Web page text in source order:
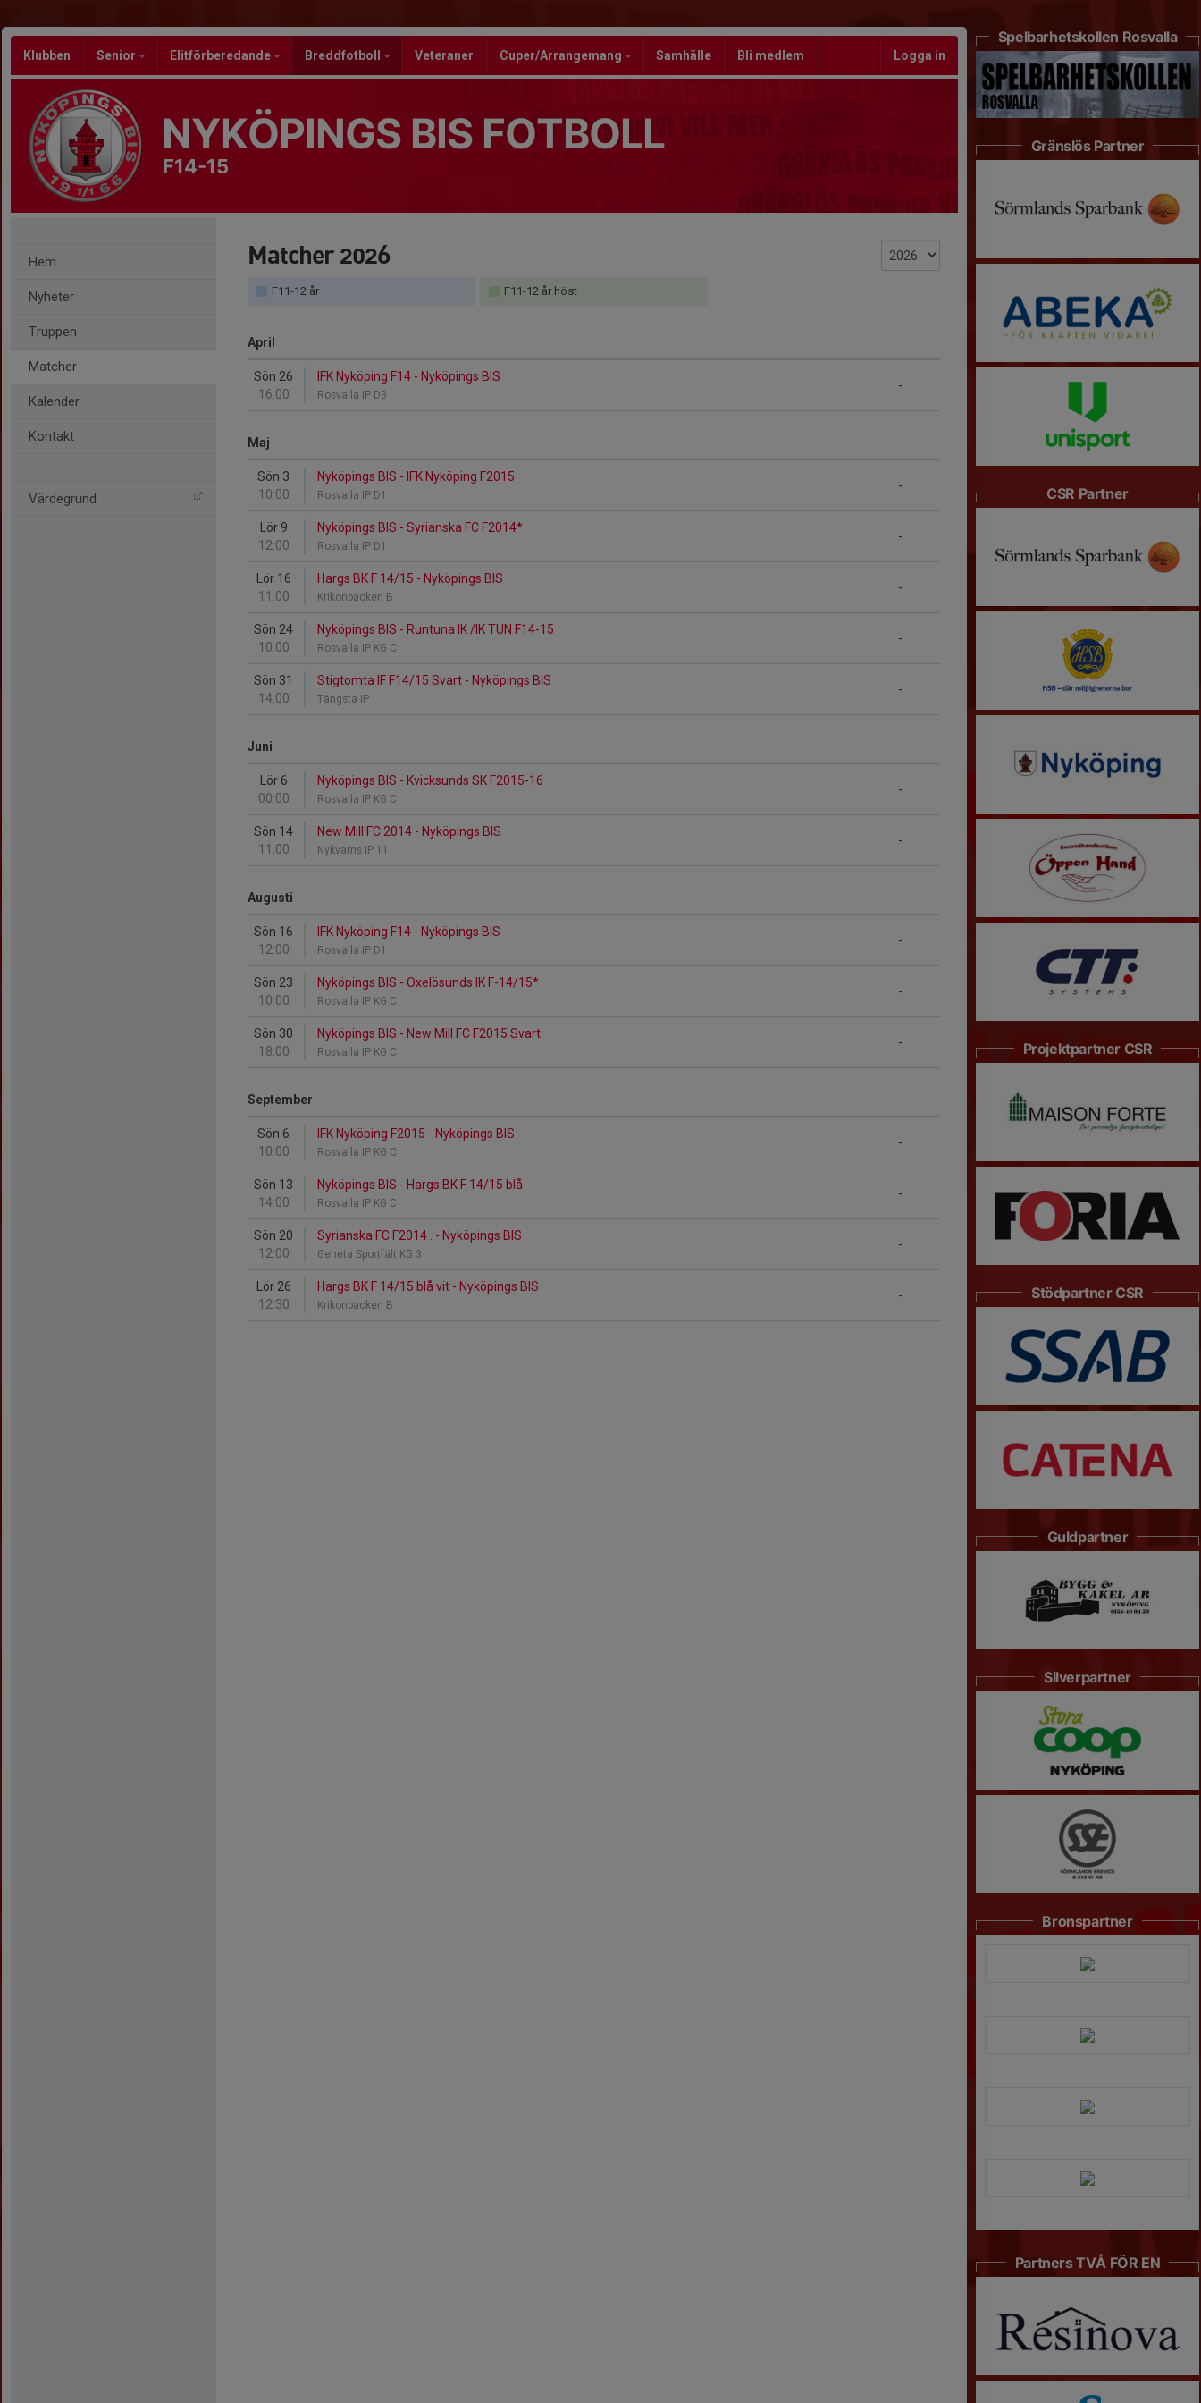
Klubben Senior Elitförberedande Breddfotboll Veteraner Cuper/Arrangemang Samhälle Bli medlem Logga in
NYKÖPINGS BIS FOTBOLL
F14-15
Hem
Nyheter
Truppen
Matcher
Kalender
Kontakt
Värdegrund
Matcher 2026
F11-12 år F11-12 år höst
April
Sön 26
16:00
-
IFK Nyköping F14 - Nyköpings BIS
Rosvalla IP D3
Maj
Sön 3
10:00
-
Nyköpings BIS - IFK Nyköping F2015
Rosvalla IP D1
Lör 9
12:00
-
Nyköpings BIS - Syrianska FC F2014*
Rosvalla IP D1
Lör 16
11:00
-
Hargs BK F 14/15 - Nyköpings BIS
Krikonbacken B
Sön 24
10:00
-
Nyköpings BIS - Runtuna IK /IK TUN F14-15
Rosvalla IP KG C
Sön 31
14:00
-
Stigtomta IF F14/15 Svart - Nyköpings BIS
Tängsta IP
Juni
Lör 6
00:00
-
Nyköpings BIS - Kvicksunds SK F2015-16
Rosvalla IP KG C
Sön 14
11:00
-
New Mill FC 2014 - Nyköpings BIS
Nykvarns IP 11
Augusti
Sön 16
12:00
-
IFK Nyköping F14 - Nyköpings BIS
Rosvalla IP D1
Sön 23
10:00
-
Nyköpings BIS - Oxelösunds IK F-14/15*
Rosvalla IP KG C
Sön 30
18:00
-
Nyköpings BIS - New Mill FC F2015 Svart
Rosvalla IP KG C
September
Sön 6
10:00
-
IFK Nyköping F2015 - Nyköpings BIS
Rosvalla IP KG C
Sön 13
14:00
-
Nyköpings BIS - Hargs BK F 14/15 blå
Rosvalla IP KG C
Sön 20
12:00
-
Syrianska FC F2014 . - Nyköpings BIS
Geneta Sportfält KG 3
Lör 26
12:30
-
Hargs BK F 14/15 blå vit - Nyköpings BIS
Krikonbacken B
Spelbarhetskollen Rosvalla
Gränslös Partner
CSR Partner
Projektpartner CSR
Stödpartner CSR
Guldpartner
Silverpartner
Bronspartner
Partners TVÅ FÖR EN